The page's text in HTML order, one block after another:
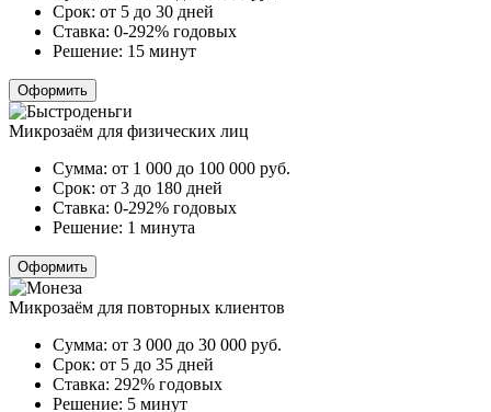
Срок: от 5 до 30 дней
Ставка: 0-292% годовых
Решение: 15 минут
Оформить
Микрозаём для физических лиц
Сумма: от 1 000 до 100 000 руб.
Срок: от 3 до 180 дней
Ставка: 0-292% годовых
Решение: 1 минута
Оформить
Микрозаём для повторных клиентов
Сумма: от 3 000 до 30 000 руб.
Срок: от 5 до 35 дней
Ставка: 292% годовых
Решение: 5 минут